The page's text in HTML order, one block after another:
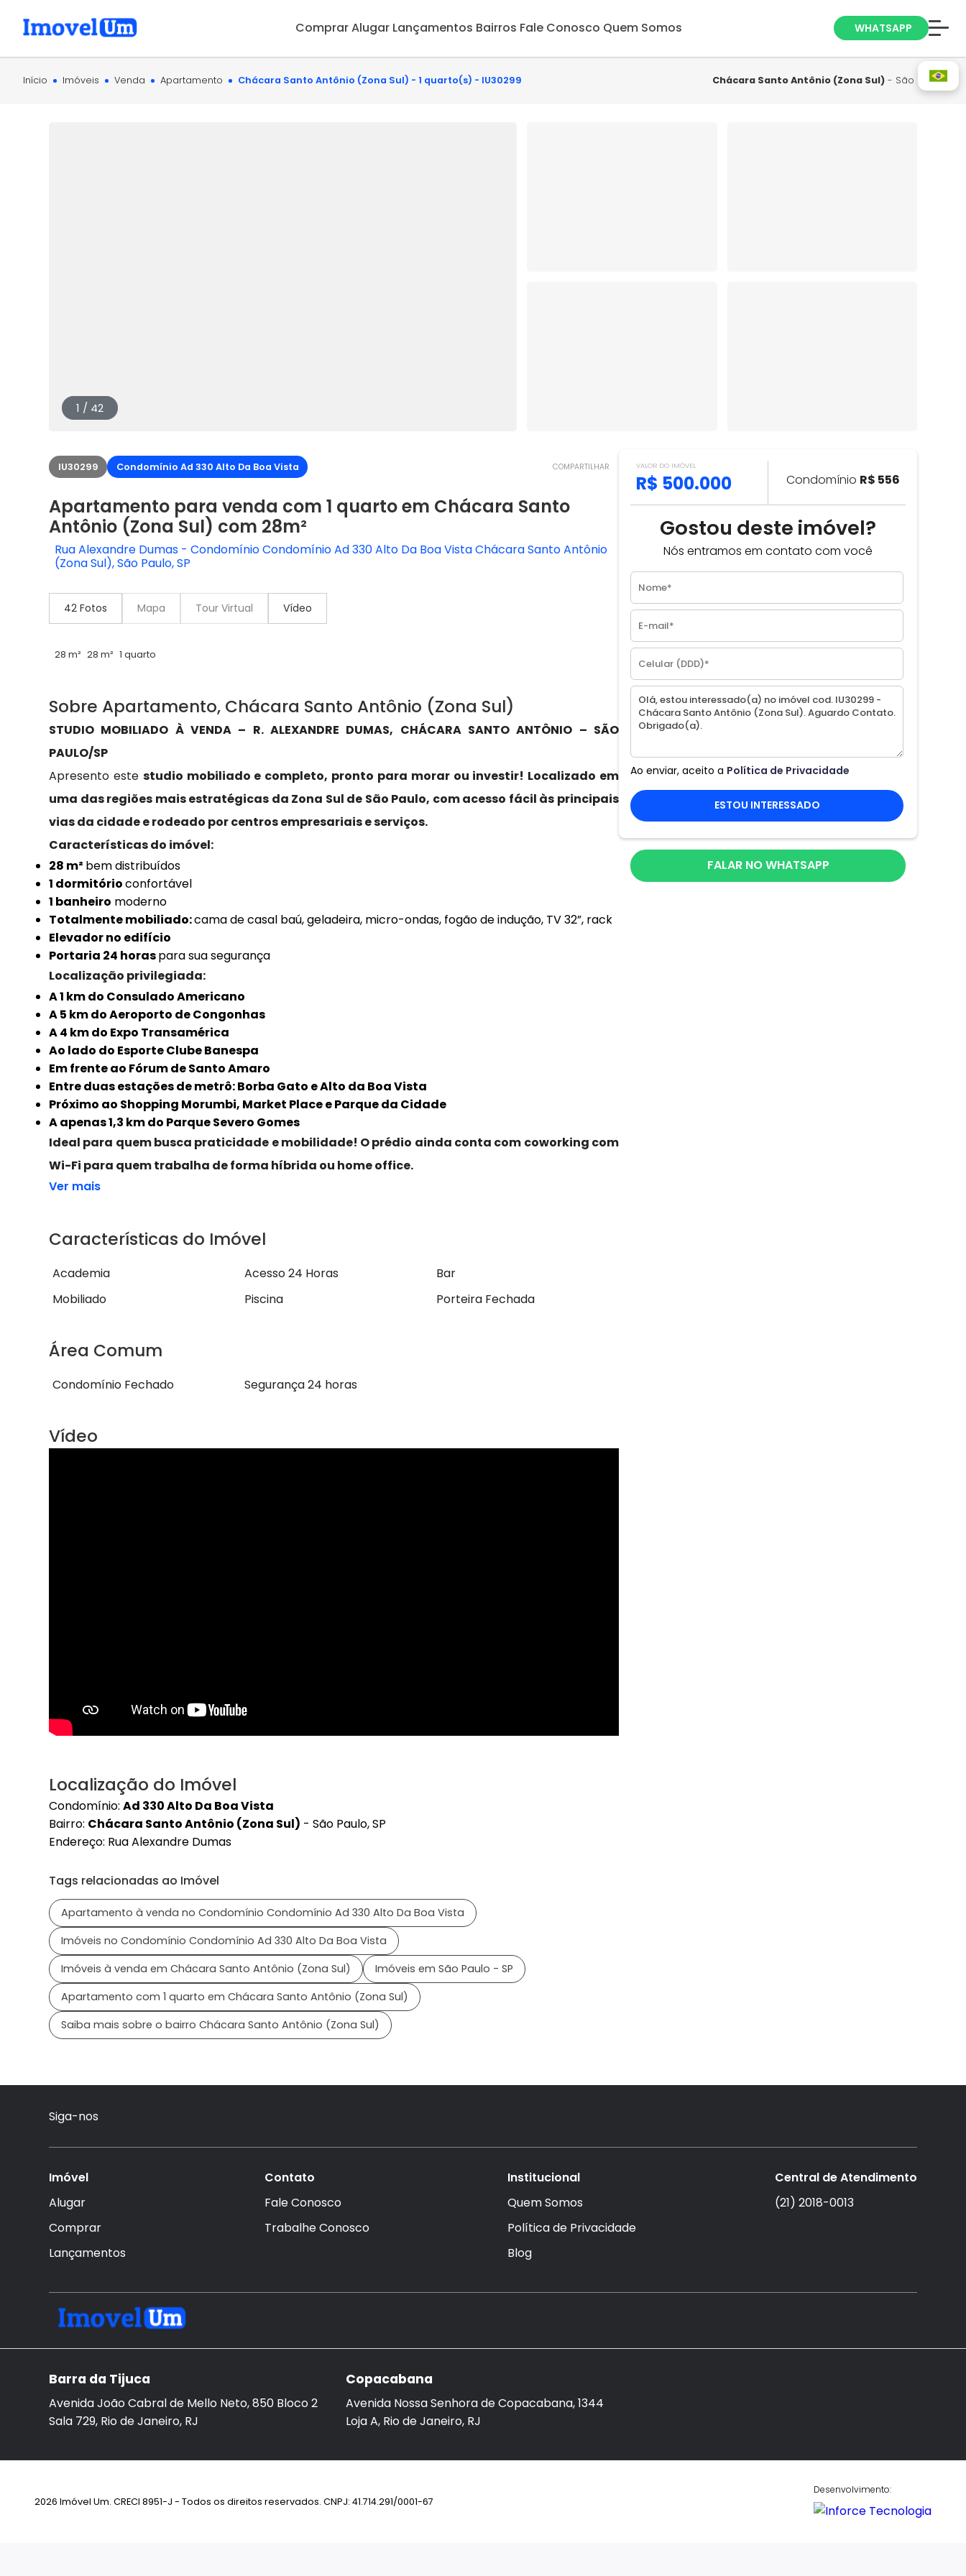
ComprarAlugar Lançamentos Bairros Fale Conosco Quem Somos WHATSAPP
Anuncie seu
Imóvel
Trabalhe Conosco
Início Imóveis Venda Apartamento Chácara Santo Antônio (Zona Sul) - 1 quarto(s) - IU30299 Chácara Santo Antônio (Zona Sul) - São Paulo
1 / 42
IU30299 Condomínio Ad 330 Alto Da Boa Vista COMPARTILHAR
Apartamento para venda com 1 quarto em Chácara Santo
Antônio (Zona Sul) com 28m²
Rua Alexandre Dumas - Condomínio Condomínio Ad 330 Alto Da Boa Vista Chácara Santo Antônio
(Zona Sul), São Paulo, SP
42 Fotos Mapa Tour Virtual Vídeo
28 m² 28 m² 1 quarto
Sobre Apartamento, Chácara Santo Antônio (Zona Sul)
STUDIO MOBILIADO À VENDA – R. ALEXANDRE DUMAS, CHÁCARA SANTO ANTÔNIO – SÃO
PAULO/SP
Apresento este studio mobiliado e completo, pronto para morar ou investir! Localizado em
uma das regiões mais estratégicas da Zona Sul de São Paulo, com acesso fácil às principais
vias da cidade e rodeado por centros empresariais e serviços.
Características do imóvel:
28 m² bem distribuídos
1 dormitórioconfortável
1 banheiro moderno
Totalmente mobiliado:cama de casal baú, geladeira, micro-ondas, fogão de indução, TV 32”, rack
Elevador no edifício
Portaria 24 horaspara sua segurança
Localização privilegiada:
A 1 km do Consulado Americano
A 5 km do Aeroporto de Congonhas
A 4 km do Expo Transamérica
Ao lado do Esporte Clube Banespa
Em frente ao Fórum de Santo Amaro
Entre duas estações de metrô: Borba Gato e Alto da Boa Vista
Próximo ao Shopping Morumbi, Market Place e Parque da Cidade
A apenas 1,3 km do Parque Severo Gomes
Ideal para quem busca praticidade e mobilidade! O prédio ainda conta com coworking com
Wi-Fi para quem trabalha de forma híbrida ou home office.
Ver mais
Características do Imóvel
Academia Acesso 24 Horas
Bar
Mobiliado
Piscina Porteira Fechada
Área Comum
Condomínio Fechado Segurança 24 horas
Vídeo
Localização do Imóvel
Condomínio: Ad 330 Alto Da Boa Vista
Bairro: Chácara Santo Antônio (Zona Sul) - São Paulo, SP
Endereço: Rua Alexandre Dumas
Tags relacionadas ao Imóvel
Apartamento à venda no Condomínio Condomínio Ad 330 Alto Da Boa Vista
Imóveis no Condomínio Condomínio Ad 330 Alto Da Boa Vista
Imóveis à venda em Chácara Santo Antônio (Zona Sul)
Imóveis em São Paulo - SP
Apartamento com 1 quarto em Chácara Santo Antônio (Zona Sul)
Saiba mais sobre o bairro Chácara Santo Antônio (Zona Sul)
VALOR DO IMÓVEL
R$ 500.000 Condomínio R$ 556
Gostou deste imóvel?
Nós entramos em contato com você
Ao enviar, aceito a Política de Privacidade
ESTOU INTERESSADO
FALAR NO WHATSAPP
Siga-nos
Imóvel
Alugar
Comprar
Lançamentos
Contato
Fale Conosco
Trabalhe Conosco
Institucional
Quem Somos
Política de Privacidade
Blog
Central de Atendimento
(21) 2018-0013
Barra da Tijuca
Avenida João Cabral de Mello Neto, 850 Bloco 2
Sala 729, Rio de Janeiro, RJ
Copacabana
Avenida Nossa Senhora de Copacabana, 1344
Loja A, Rio de Janeiro, RJ
2026 Imóvel Um. CRECI 8951-J - Todos os direitos reservados. CNPJ: 41.714.291/0001-67
Desenvolvimento: